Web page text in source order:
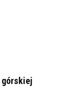
górskiej